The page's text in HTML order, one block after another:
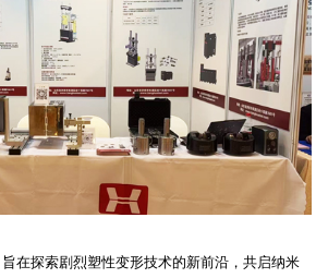
探索剧烈塑性变形技术的新前沿，共启纳米